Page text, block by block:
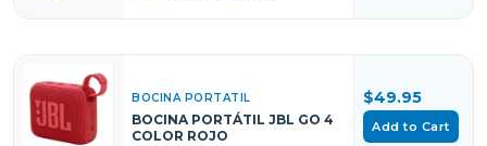
BOCINA PORTATIL
BOCINA PORTÁTIL JBL GO 4
COLOR ROJO
$49.95
Add to Cart